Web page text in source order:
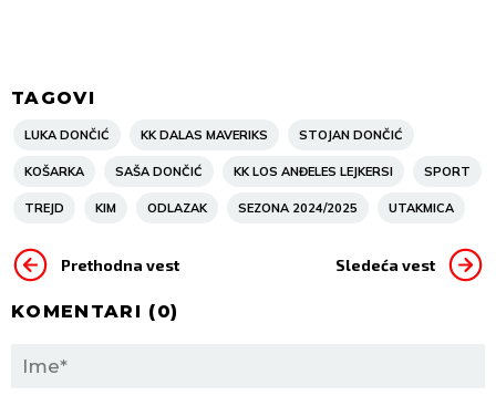
TAGOVI
LUKA DONČIĆ KK DALAS MAVERIKS STOJAN DONČIĆ
KOŠARKA SAŠA DONČIĆ KK LOS ANĐELES LEJKERSI SPORT
TREJD KIM ODLAZAK SEZONA 2024/2025 UTAKMICA
Prethodna vest Sledeća vest
KOMENTARI (0)